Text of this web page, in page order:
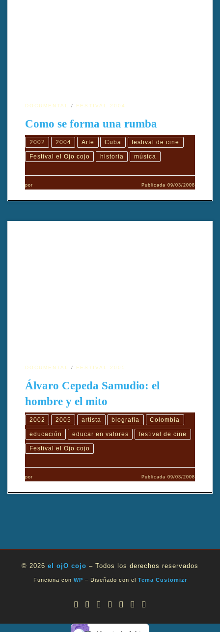
DOCUMENTAL FESTIVAL 2004
Como se forma una rumba
2002 2004 Arte Cuba festival de cine
Festival el Ojo cojo historia música
por Publicada09/03/2008
DOCUMENTAL FESTIVAL 2005
Álvaro Cepeda Samudio: el
hombre y el mito
2002 2005 artista biografía Colombia
educación educar en valores festival de cine
Festival el Ojo cojo
por Publicada09/03/2008
© 2026 el ojO cojo – Todos los derechos reservados
Funciona con WP – Diseñado con el Tema Customizr